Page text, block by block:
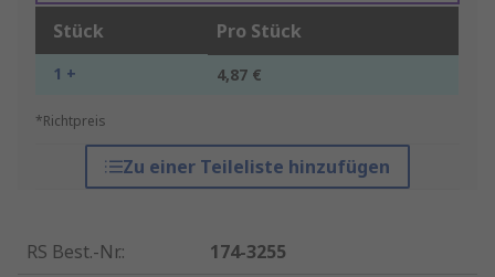
Stück Pro Stück
1 + 4,87 €
*Richtpreis
Zu einer Teileliste hinzufügen
RS Best.-Nr.:
174-3255